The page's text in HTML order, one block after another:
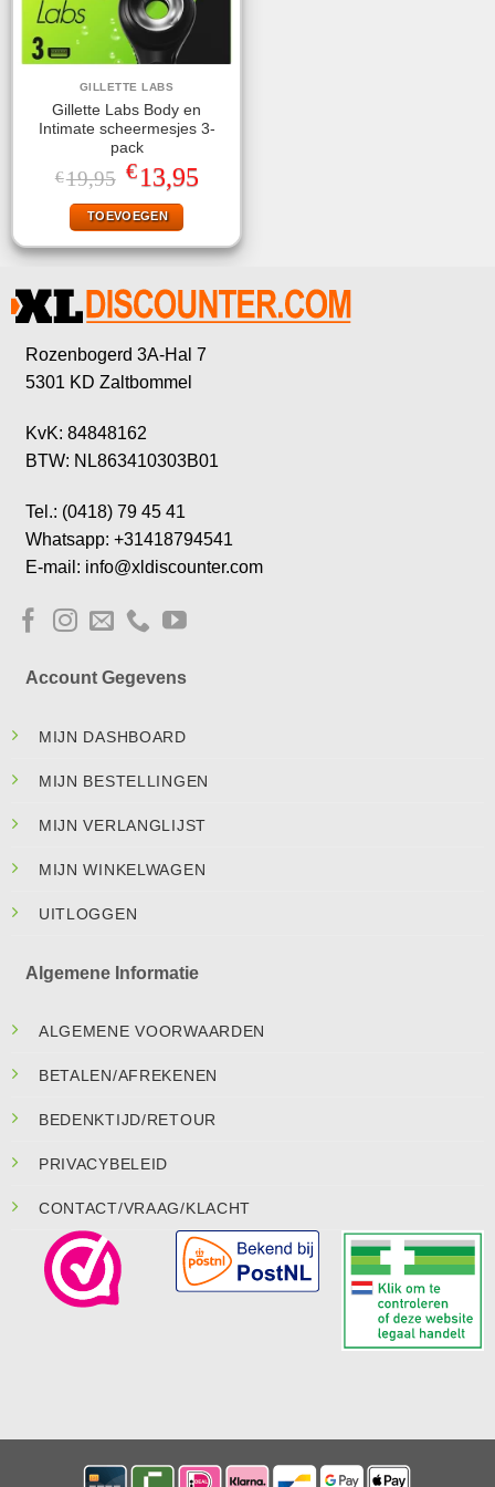
GILLETTE LABS
Gillette Labs Body en
Intimate scheermesjes 3-
pack
€19,95 Oorspronkelijke
prijs
was:
€19,95.
€13,95Huidige
prijs
TOEVOEGEN
Rozenbogerd 3A-Hal 7
5301 KD Zaltbommel
KvK: 84848162
BTW: NL863410303B01
Tel.: (0418) 79 45 41
Whatsapp: +31418794541
E-mail: info@xldiscounter.com
Account Gegevens
MIJN DASHBOARD
MIJN BESTELLINGEN
MIJN VERLANGLIJST
MIJN WINKELWAGEN
UITLOGGEN
Algemene Informatie
ALGEMENE VOORWAARDEN
BETALEN/AFREKENEN
BEDENKTIJD/RETOUR
PRIVACYBELEID
CONTACT/VRAAG/KLACHT